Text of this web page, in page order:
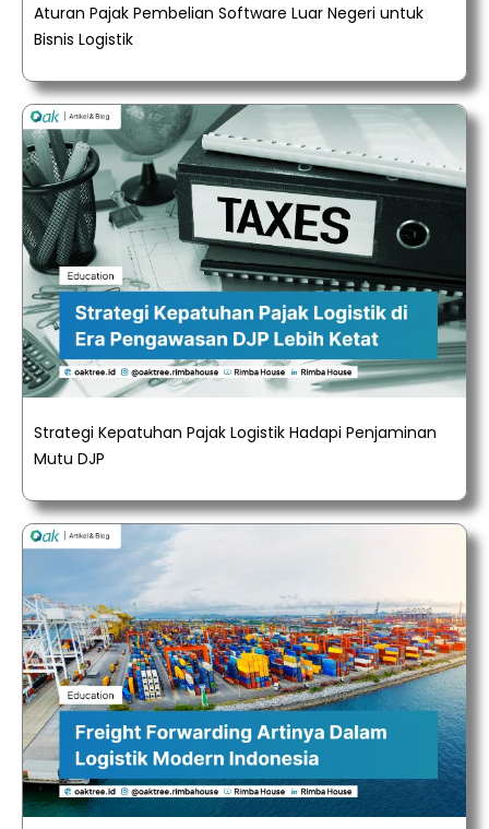
Aturan Pajak Pembelian Software Luar Negeri untuk
Bisnis Logistik
Strategi Kepatuhan Pajak Logistik Hadapi Penjaminan
Mutu DJP